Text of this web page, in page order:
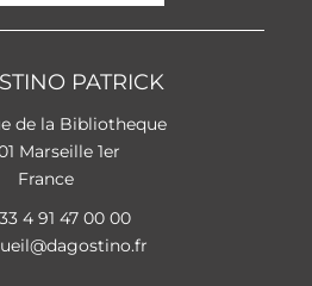
PATRICK
de la Bibliotheque
Marseille 1er
France
4 91 47 00 00